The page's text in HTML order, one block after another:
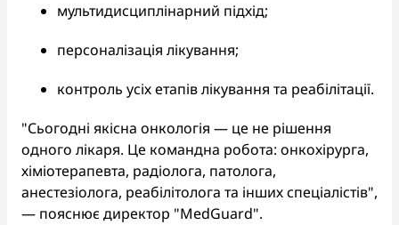
мультидисциплінарний підхід;
персоналізація лікування;
контроль усіх етапів лікування та реабілітації.
"Сьогодні якісна онкологія — це не рішення
одного лікаря. Це командна робота: онкохірурга,
хіміотерапевта, радіолога, патолога,
анестезіолога, реабілітолога та інших спеціалістів",
— пояснює директор "MedGuard".